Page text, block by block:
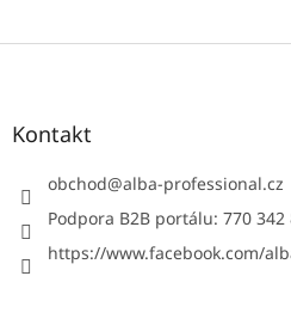
Z
Kontakt
obchod@alba-professional.cz
Podpora B2B portálu: 770 342
https://www.facebook.com/